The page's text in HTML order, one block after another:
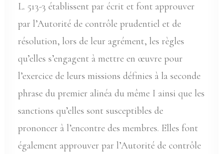
L. 513-3 établissent par écrit et font approuver
par l’Autorité de contrôle prudentiel et de
résolution, lors de leur agrément, les règles
qu’elles s’engagent à mettre en œuvre pour
l’exercice de leurs missions définies à la seconde
phrase du premier alinéa du même I ainsi que les
sanctions qu’elles sont susceptibles de
prononcer à l’encontre des membres. Elles font
également approuver par l’Autorité de contrôle